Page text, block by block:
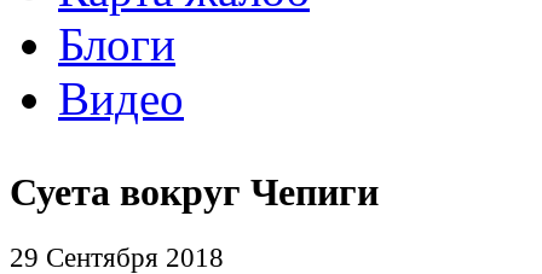
Блоги
Видео
Суета вокруг Чепиги
29 Сентября 2018